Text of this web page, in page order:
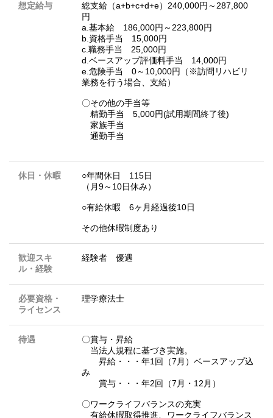
想定給与
総支給（a+b+c+d+e）240,000円～287,800
円
a.基本給 186,000円～223,800円
b.資格手当 15,000円
c.職務手当 25,000円
d.ベースアップ評価料手当 14,000円
e.危険手当 0～10,000円（※訪問リハビリ
業務を行う場合、支給）
〇その他の手当等
精勤手当 5,000円(試用期間終了後)
家族手当
通勤手当
休日・休暇
○年間休日 115日
（月9～10日休み）
○有給休暇 6ヶ月経過後10日
その他休暇制度あり
歓迎スキ
ル・経験
経験者 優遇
必要資格・
ライセンス
理学療法士
待遇
〇賞与・昇給
当法人規程に基づき実施。
昇給・・・年1回（7月）ベースアップ込
み
賞与・・・年2回（7月・12月）
〇ワークライフバランスの充実
有給休暇取得推進、ワークライフバランス